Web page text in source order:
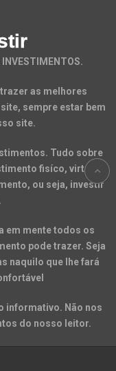
INVESTIMENTOS.
as melhores
sempre estar bem
site.
Tudo sobre
fisíco, virtual,
ou seja, investir
em mente todos os
pode trazer. Seja
naquilo que lhe fará
informativo. Não nos
do nosso leitor.